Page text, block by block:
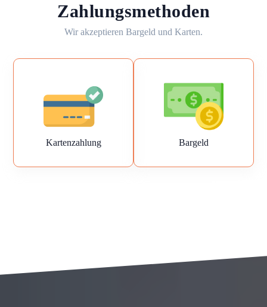
Zahlungsmethoden
Wir akzeptieren Bargeld und Karten.
Kartenzahlung Bargeld